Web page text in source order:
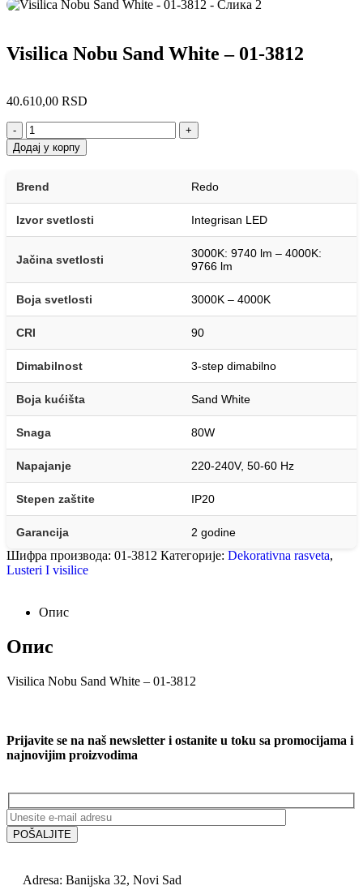
Visilica Nobu Sand White – 01-3812
40.610,00 RSD
-
+
Додај у корпу
Brend Redo
Izvor svetlosti Integrisan LED
Jačina svetlosti
3000K: 9740 lm – 4000K:
9766 lm
Boja svetlosti 3000K – 4000K
CRI 90
Dimabilnost 3-step dimabilno
Boja kućišta Sand White
Snaga 80W
Napajanje 220-240V, 50-60 Hz
Stepen zaštite IP20
Garancija 2 godine
Шифра производа: 01-3812 Категорије: Dekorativna rasveta,
Lusteri I visilice
Опис
Опис
Visilica Nobu Sand White – 01-3812
Prijavite se na naš newsletter i ostanite u toku sa promocijama i
najnovijim proizvodima
Adresa: Banijska 32, Novi Sad